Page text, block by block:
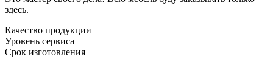
здесь.
Качество продукции
Уровень сервиса
Срок изготовления